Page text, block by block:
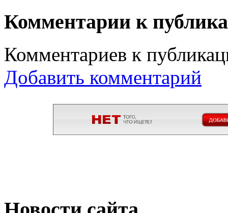
Комментарии к
Комментариев к
Добавить комментарий